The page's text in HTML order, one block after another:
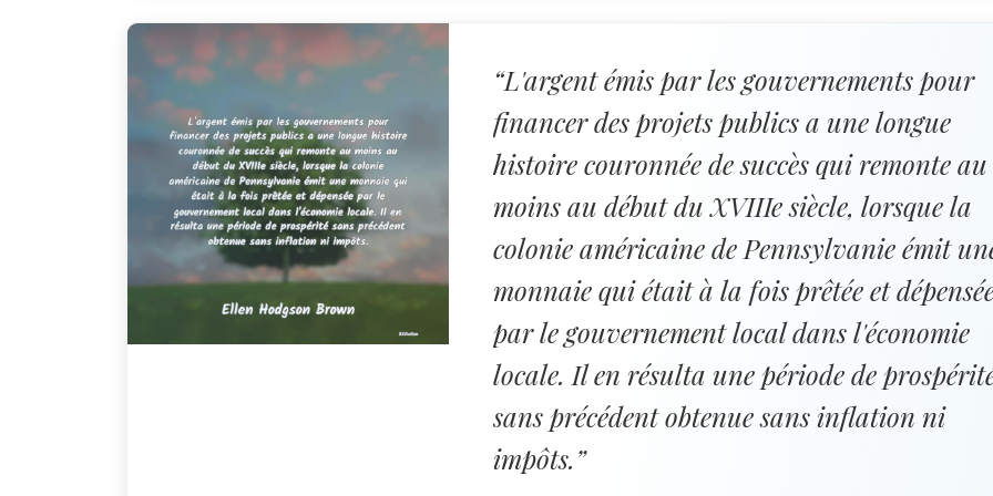
“L'argent émis par les gouvernements pour
financer des projets publics a une longue
histoire couronnée de succès qui remonte au
moins au début du XVIIIe siècle, lorsque la
colonie américaine de Pennsylvanie émit
monnaie qui était à la fois prêtée et
par le gouvernement local dans l'économie
locale. Il en résulta une période de
sans précédent obtenue sans inflation ni
impôts.”